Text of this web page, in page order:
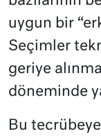
uygun bir
Seçimler
geriye
döneminde
Bu